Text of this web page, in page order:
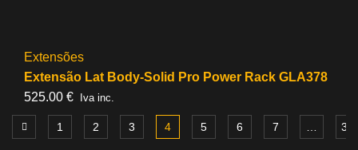
Extensões
Extensão Lat Body-Solid Pro Power Rack GLA378
525.00 € Iva inc.
1 2 3 4 5 6 7 30